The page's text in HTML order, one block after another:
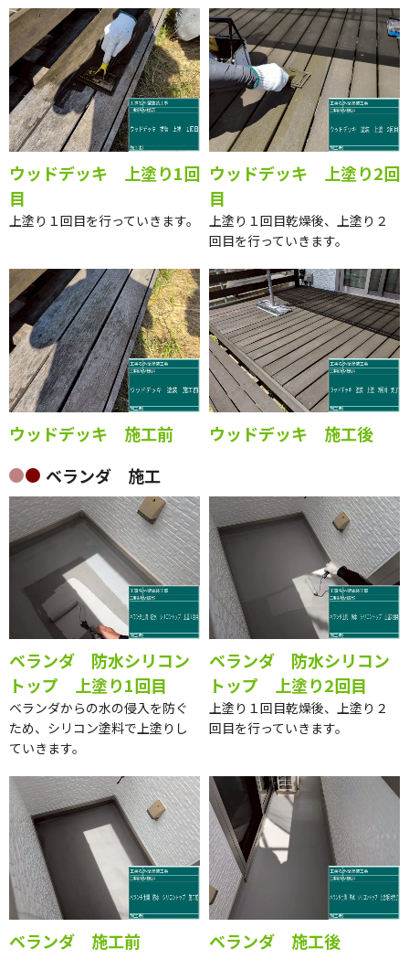
ウッドデッキ 上塗り1回
目
上塗り１回目を行っていきます。
ウッドデッキ 上塗り2回
目
上塗り１回目乾燥後、上塗り２
回目を行っていきます。
ウッドデッキ 施工前
ウッドデッキ 施工後
ベランダ 施工
ベランダ 防水シリコン
トップ 上塗り1回目
ベランダからの水の侵入を防ぐ
ため、シリコン塗料で上塗りし
ていきます。
ベランダ 防水シリコン
トップ 上塗り2回目
上塗り１回目乾燥後、上塗り２
回目を行っていきます。
ベランダ 施工前
ベランダ 施工後